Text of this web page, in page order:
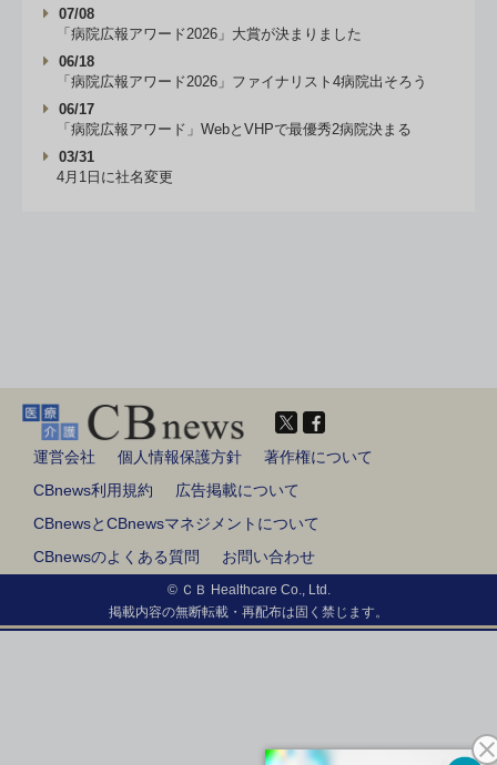
07/08
「病院広報アワード2026」大賞が決まりました
06/18
「病院広報アワード2026」ファイナリスト4病院出そろう
06/17
「病院広報アワード」WebとVHPで最優秀2病院決まる
03/31
4月1日に社名変更
運営会社 個人情報保護方針
著作権について
CBnews利用規約
広告掲載について
CBnewsとCBnewsマネジメントについて
CBnewsのよくある質問
お問い合わせ
© ＣＢ Healthcare Co., Ltd.
掲載内容の無断転載・再配布は固く禁じます。